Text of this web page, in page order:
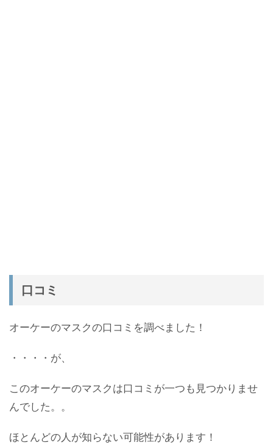
口コミ
オーケーのマスクの口コミを調べました！
・・・・が、
このオーケーのマスクは口コミが一つも見つかりませ
んでした。。
ほとんどの人が知らない可能性があります！